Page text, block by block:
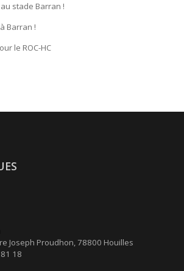
stade Barran !
Barran !
le ROC-HC
Joseph Proudhon, 78800 Houilles
18